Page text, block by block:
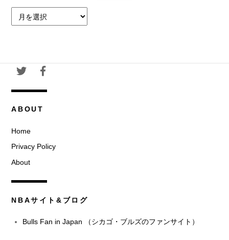
ー
ブ
ABOUT
Home
Privacy Policy
About
NBAサイト&ブログ
Bulls Fan in Japan （シカゴ・ブルズのファンサイト）